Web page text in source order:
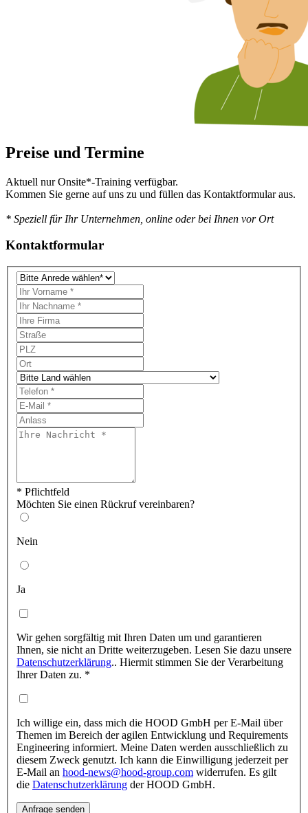
Preise und Termine
Aktuell nur Onsite*-Training verfügbar.
Kommen Sie gerne auf uns zu und füllen das Kontaktformular aus.
* Speziell für Ihr Unternehmen, online oder bei Ihnen vor Ort
Kontaktformular
* Pflichtfeld
Möchten Sie einen Rückruf vereinbaren?
Nein
Ja
Wir gehen sorgfältig mit Ihren Daten um und garantieren
Ihnen, sie nicht an Dritte weiterzugeben. Lesen Sie dazu unsere
Datenschutzerklärung.. Hiermit stimmen Sie der Verarbeitung
Ihrer Daten zu. *
Ich willige ein, dass mich die HOOD GmbH per E-Mail über
Themen im Bereich der agilen Entwicklung und Requirements
Engineering informiert. Meine Daten werden ausschließlich zu
diesem Zweck genutzt. Ich kann die Einwilligung jederzeit per
E-Mail an hood-news@hood-group.com widerrufen. Es gilt
die Datenschutzerklärung der HOOD GmbH.
Anfrage senden